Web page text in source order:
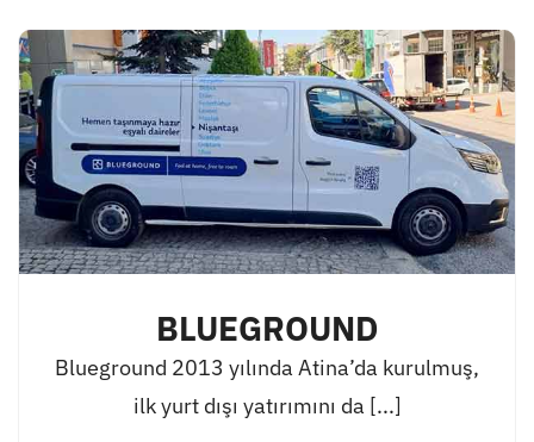
BLUEGROUND
Blueground 2013 yılında Atina’da kurulmuş,
ilk yurt dışı yatırımını da [...]